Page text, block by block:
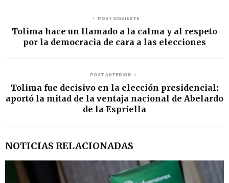
POST SIGUIENTE
Tolima hace un llamado a la calma y al respeto
por la democracia de cara a las elecciones
POST ANTERIOR
Tolima fue decisivo en la elección presidencial:
aportó la mitad de la ventaja nacional de Abelardo
de la Espriella
NOTICIAS RELACIONADAS